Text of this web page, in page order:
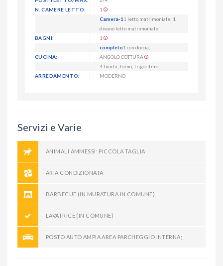
N. CAMERE LETTO:
1
Camera-1 1 letto matrimoniale; 1
divano letto matrimoniale;
BAGNI:
1
completo1 con doccia;
CUCINA:
ANGOLO COTTURA
4 fuochi; forno; frigorifero;
ARREDAMENTO:
MODERNO
Servizi e Varie
ANIMALI AMMESSI: PICCOLA TAGLIA
ARIA CONDIZIONATA
BARBECUE (IN MURATURA IN COMUNE)
LAVATRICE (IN COMUNE)
POSTO AUTO AMPIA AREA PARCHEGGIO INTERNA;